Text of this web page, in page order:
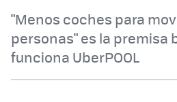
"Menos coches para
personas" es la premisa
funciona UberPOOL